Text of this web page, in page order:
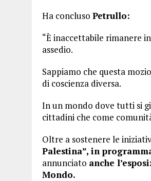
Ha concluso Petrullo:
“È inaccettabile rimanere
assedio.
Sappiamo che questa
di coscienza diversa.
In un mondo dove tutti si
cittadini che come
Oltre a sostenere le
Palestina”, in
annunciato anche
Mondo.